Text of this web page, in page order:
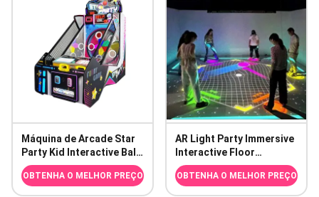
Máquina de Arcade Star
Party Kid Interactive Ball
Toss Ticket Redemption
Game
OBTENHA O MELHOR PREÇO
AR Light Party Immersive
Interactive Floor
Projection System para
espaços comerciais
OBTENHA O MELHOR PREÇO